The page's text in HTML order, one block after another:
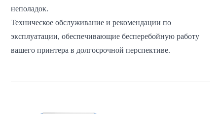
неполадок.
Техническое обслуживание и рекомендации по
эксплуатации, обеспечивающие бесперебойную работу
вашего принтера в долгосрочной перспективе.